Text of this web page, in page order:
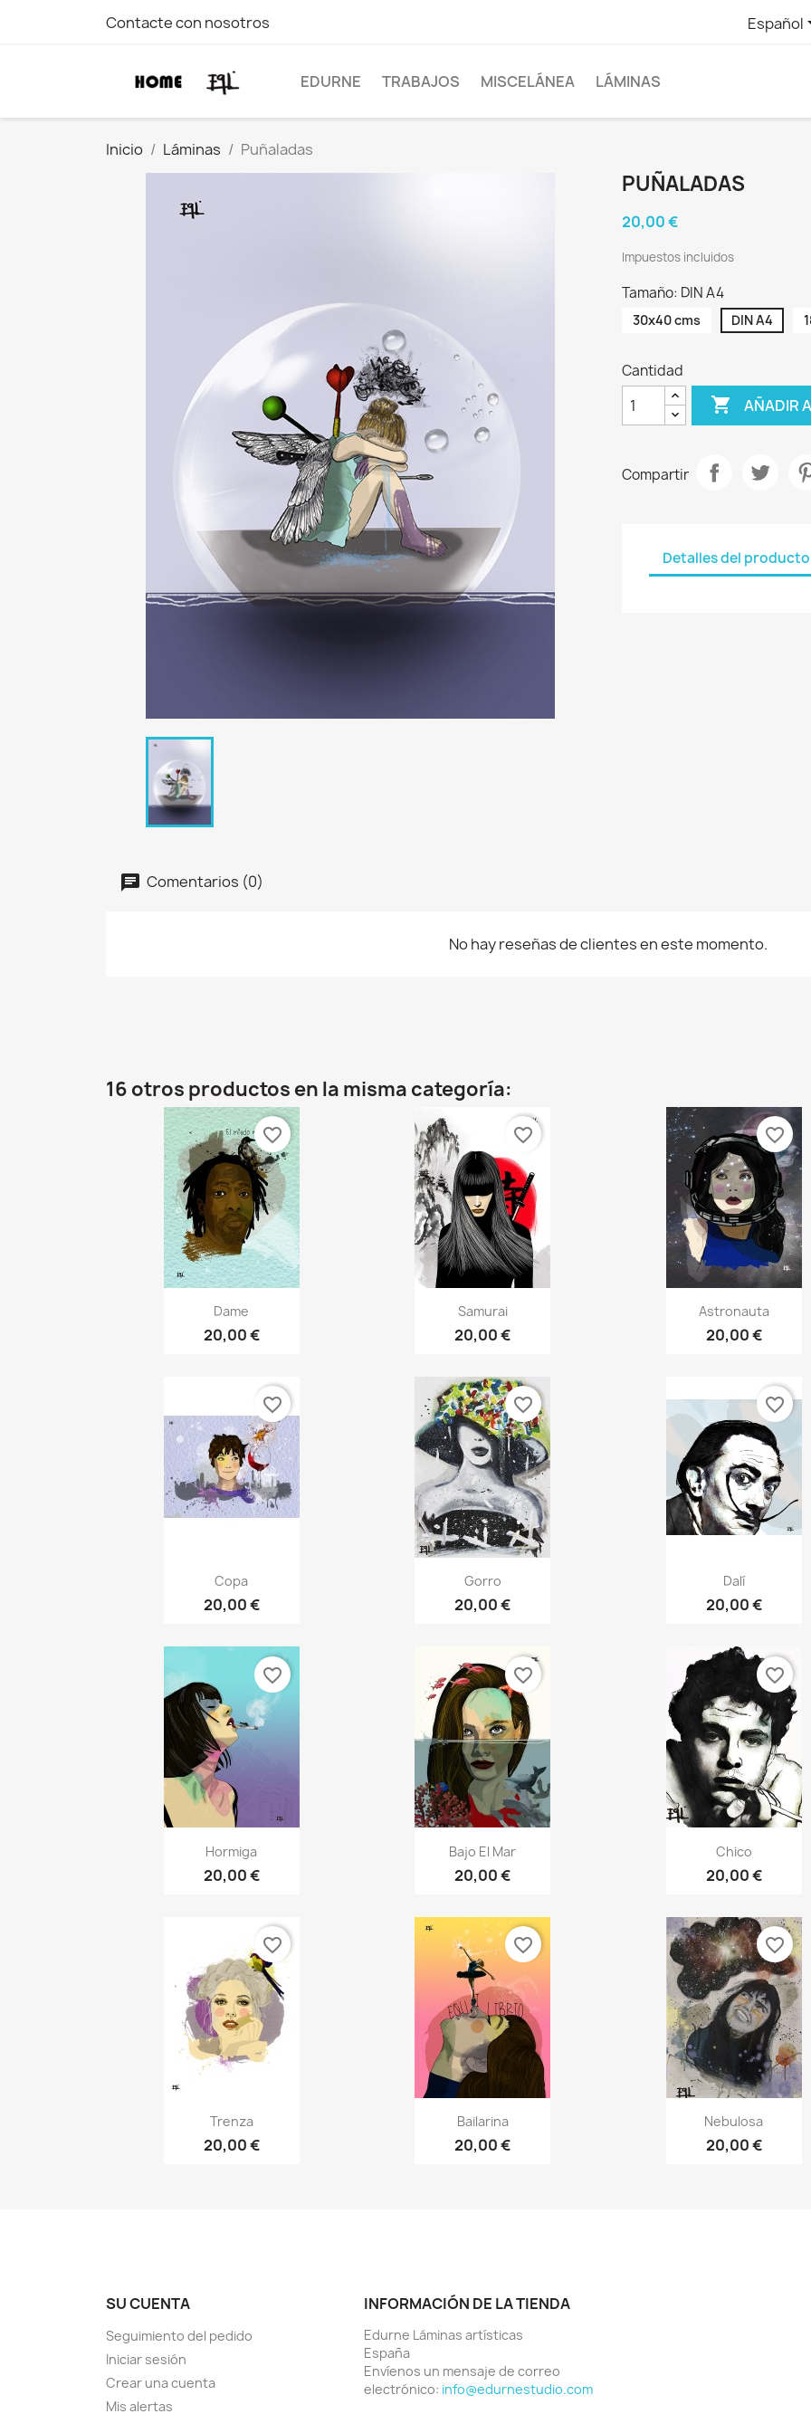
Contacte con nosotros Español
EDURNE TRABAJOS MISCELÁNEA LÁMINAS
Inicio Láminas Puñaladas
PUÑALADAS
20,00 €
Impuestos incluidos
Tamaño: DIN A4
30x40 cms DIN A4
Cantidad
 AÑADIR
Compartir
Detalles del producto
Comentarios (0)
No hay reseñas de clientes en este momento.
16 otros productos en la misma categoría:
Vista rápida
Dame
20,00 €
favorite_border
Vista rápida
Samurai
20,00 €
favorite_border
Vista rápida
Astronauta
20,00 €
favorite_border
Vista rápida
Copa
20,00 €
favorite_border
Vista rápida
Gorro
20,00 €
favorite_border
Vista rápida
Dalí
20,00 €
favorite_border
Vista rápida
Hormiga
20,00 €
favorite_border
Vista rápida
Bajo El Mar
20,00 €
favorite_border
Vista rápida
Chico
20,00 €
favorite_border
Vista rápida
Trenza
20,00 €
favorite_border
Vista rápida
Bailarina
20,00 €
favorite_border
Vista rápida
Nebulosa
20,00 €
favorite_border
SU CUENTA
Seguimiento del pedido
Iniciar sesión
Crear una cuenta
Mis alertas
INFORMACIÓN DE LA TIENDA
Edurne Láminas artísticas
España
Envíenos un mensaje de correo
electrónico: info@edurnestudio.com